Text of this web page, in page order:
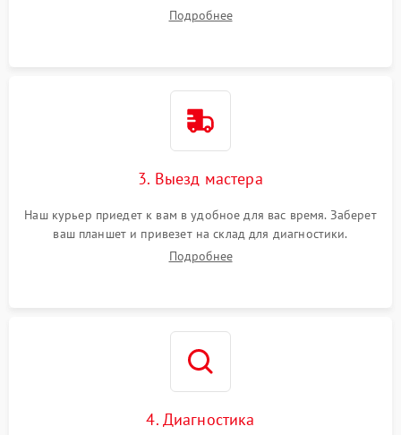
Подробнее
3. Выезд мастера
Наш курьер приедет к вам в удобное для вас время. Заберет
ваш планшет и привезет на склад для диагностики.
Подробнее
4. Диагностика